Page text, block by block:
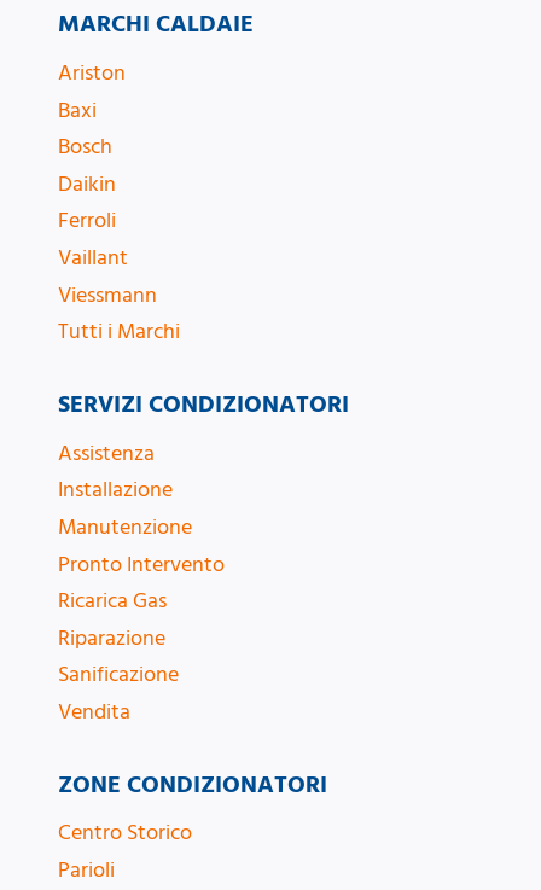
MARCHI CALDAIE
Ariston
Baxi
Bosch
Daikin
Ferroli
Vaillant
Viessmann
Tutti i Marchi
ZONE CONDIZIONATORI
Centro Storico
Parioli
SERVIZI CONDIZIONATORI
Assistenza
Installazione
Manutenzione
Pronto Intervento
Ricarica Gas
Riparazione
Sanificazione
Vendita